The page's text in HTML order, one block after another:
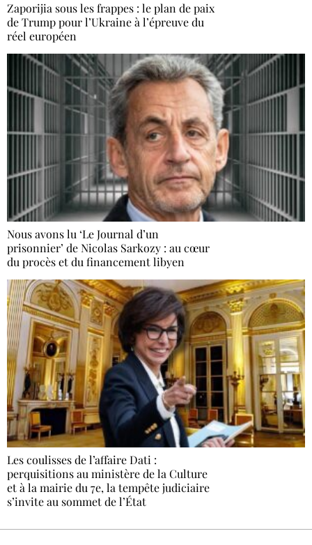
Zaporijia sous les frappes : le plan de paix
de Trump pour l’Ukraine à l’épreuve du
réel européen
Nous avons lu ‘Le Journal d’un
prisonnier’ de Nicolas Sarkozy : au cœur
du procès et du financement libyen
Les coulisses de l’affaire Dati :
perquisitions au ministère de la Culture
et à la mairie du 7e, la tempête judiciaire
s’invite au sommet de l’État